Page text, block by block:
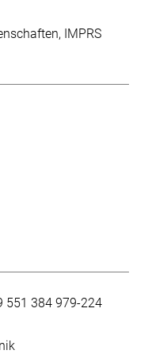
IMPRS
551 384 979-224